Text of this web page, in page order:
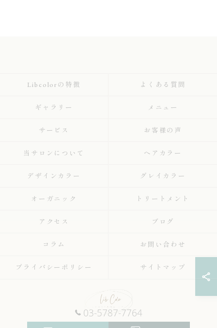
03-5787-7764
Libcolorの特徴 よくある質問
ギャラリー メニュー
サービス お客様の声
当サロンについて ヘアカラー
デザインカラー グレイカラー
オーガニック トリートメント
アクセス ブログ
コラム お問い合わせ
プライバシーポリシー サイトマップ